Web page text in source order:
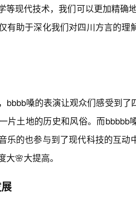
等现代技术，我们可以更加精确
有助于深化我们对四川方言的理
bbbb嗓的表演让观众们感受到
片土地的历史和风俗。而bbbbb
乐的也参与到了现代科技的互动
🌸大提高。